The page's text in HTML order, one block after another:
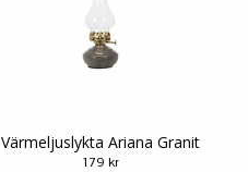
Värmeljuslykta Ariana Granit
179 kr